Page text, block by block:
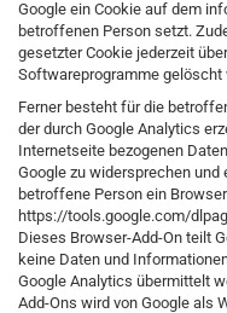
Google ein Cookie auf dem
betroffenen Person setzt.
gesetzter Cookie jederzeit
Softwareprogramme gelöscht
Ferner besteht für die
der durch Google Analytics
Internetseite bezogenen
Google zu widersprechen und
betroffene Person ein
https://tools.google.com/
Dieses Browser-Add-On teilt
keine Daten und
Google Analytics übermittelt
Add-Ons wird von Google als